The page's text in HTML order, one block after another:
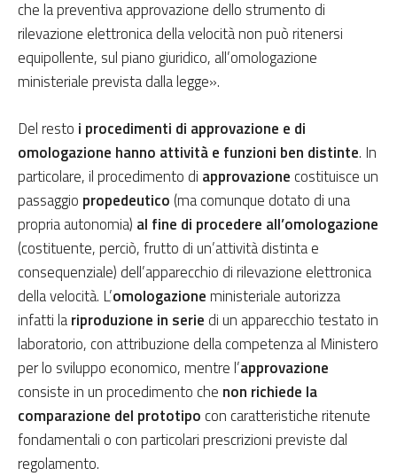
che la preventiva approvazione dello strumento di
rilevazione elettronica della velocità non può ritenersi
equipollente, sul piano giuridico, all’omologazione
ministeriale prevista dalla legge».
Del resto i procedimenti di approvazione e di
omologazione hanno attività e funzioni ben distinte. In
particolare, il procedimento di approvazione costituisce un
passaggio propedeutico (ma comunque dotato di una
propria autonomia) al fine di procedere all’omologazione
(costituente, perciò, frutto di un’attività distinta e
consequenziale) dell’apparecchio di rilevazione elettronica
della velocità. L’omologazioneministeriale autorizza
infatti lariproduzione in serie di un apparecchio testato in
laboratorio, con attribuzione della competenza al Ministero
per lo sviluppo economico, mentre l’approvazione
consiste in un procedimento che non richiede la
comparazione del prototipo con caratteristiche ritenute
fondamentali o con particolari prescrizioni previste dal
regolamento.